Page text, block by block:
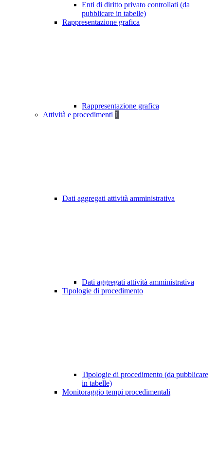
Enti di diritto privato controllati (da
pubblicare in tabelle)
Rappresentazione grafica
Rappresentazione grafica
Attività e procedimenti 1
Dati aggregati attività amministrativa
Dati aggregati attività amministrativa
Tipologie di procedimento
Tipologie di procedimento (da pubblicare
in tabelle)
Monitoraggio tempi procedimentali